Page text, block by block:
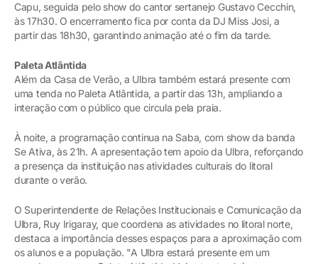
Capu, seguida pelo show do cantor sertanejo Gustavo Cecchin,
às 17h30. O encerramento fica por conta da DJ Miss Josi, a
partir das 18h30, garantindo animação até o fim da tarde.
Paleta Atlântida
Além da Casa de Verão, a Ulbra também estará presente com
uma tenda no Paleta Atlântida, a partir das 13h, ampliando a
interação com o público que circula pela praia.
À noite, a programação continua na Saba, com show da banda
Se Ativa, às 21h. A apresentação tem apoio da Ulbra, reforçando
a presença da instituição nas atividades culturais do litoral
durante o verão.
O Superintendente de Relações Institucionais e Comunicação da
Ulbra, Ruy Irigaray, que coordena as atividades no litoral norte,
destaca a importância desses espaços para a aproximação com
os alunos e a população. "A Ulbra estará presente em um